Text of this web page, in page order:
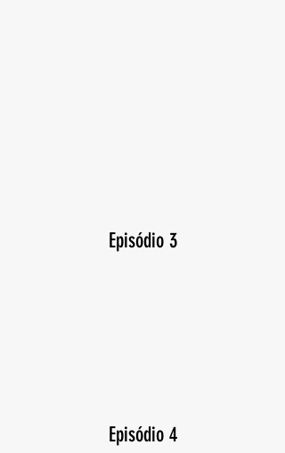
Episódio 3
Episódio 4